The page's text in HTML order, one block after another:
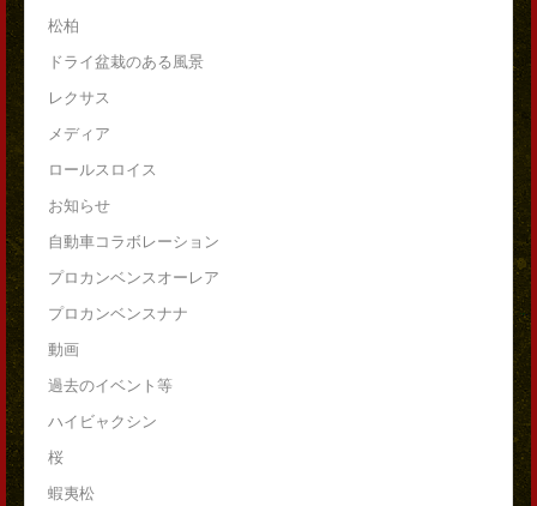
松柏
ドライ盆栽のある風景
レクサス
メディア
ロールスロイス
お知らせ
自動車コラボレーション
プロカンベンスオーレア
プロカンベンスナナ
動画
過去のイベント等
ハイビャクシン
桜
蝦夷松